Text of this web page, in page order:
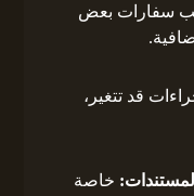
سفارات بعض
قد تتغير،
خاصة